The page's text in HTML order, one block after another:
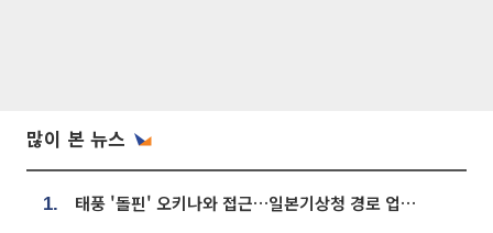
많이 본 뉴스
1. 태풍 '돌핀' 오키나와 접근…일본기상청 경로 업데이트